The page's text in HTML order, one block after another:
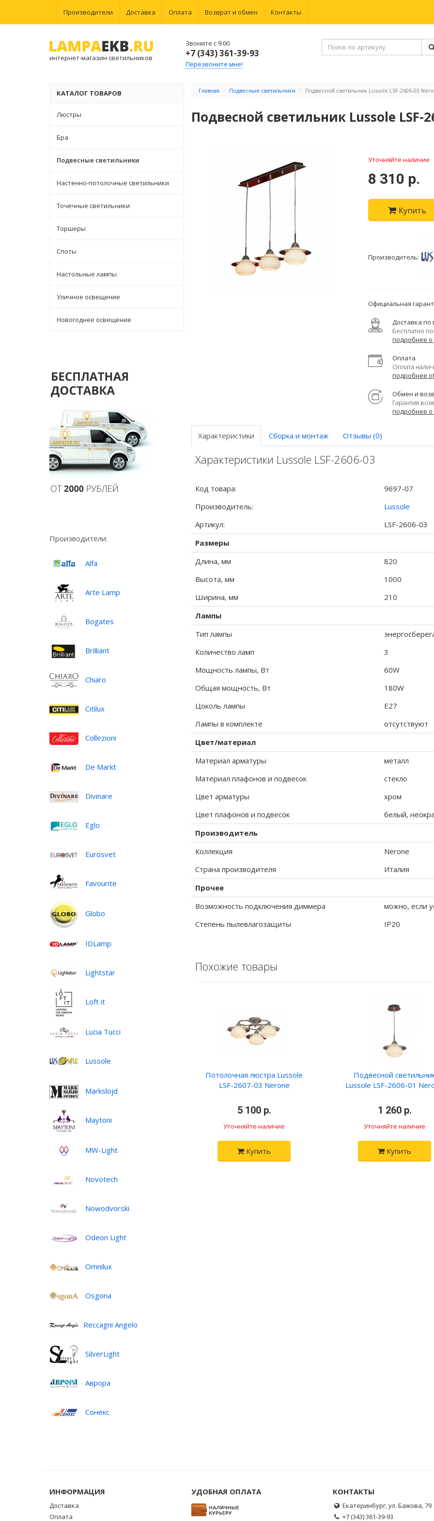
Производители Доставка Оплата Возврат и обмен Контакты
интернет-магазин светильников
Звоните с 9:00
+7 (343) 361-39-93
Перезвоните мне!
КАТАЛОГ ТОВАРОВ
Люстры
Бра
Подвесные светильники
Настенно-потолочные светильники
Точечные светильники
Торшеры
Споты
Настольные лампы
Уличное освещение
Новогоднее освещение
Производители:
Alfa
Arte Lamp
Bogates
Brilliant
Chiaro
Citilux
Collezioni
De Markt
Divinare
Eglo
Eurosvet
Favourite
Globo
IDLamp
Lightstar
Loft it
Lucia Tucci
Lussole
Markslojd
Maytoni
MW-Light
Novotech
Nowodvorski
Odeon Light
Omnilux
Osgona
Reccagni Angelo
SilverLight
Аврора
Сонекс
Главная Подвесные светильники Подвесной светильник Lussole LSF-2606-03
Подвесной светильник Lussole LSF-
Уточняйте наличие
8 310 р.
Купить
Производитель:
Официальная
Доставка по
Бесплатно
подробнее о
Оплата
Оплата
подробнее
Обмен и
Гарантия
подробнее
Характеристики Сборка и монтаж Отзывы (0)
Характеристики Lussole LSF-2606-03
Код товара:
9697-07
Производитель:
Lussole
Артикул:
LSF-2606-03
Размеры
Длина, мм
820
Высота, мм
1000
Ширина, мм
210
Лампы
Тип лампы
Количество ламп
3
Мощность лампы, Вт
60W
Общая мощность, Вт
180W
Цоколь лампы
E27
Лампы в комплекте
отсутствуют
Цвет/материал
Материал арматуры
металл
Материал плафонов и подвесок
стекло
Цвет арматуры
хром
Цвет плафонов и подвесок
белый,
Производитель
Коллекция
Nerone
Страна производителя
Италия
Прочее
Возможность подключения диммера
можно, если
Степень пылевлагозащиты
IP20
Похожие товары
Потолочная люстра Lussole
LSF-2607-03 Nerone
5 100 р.
Уточняйте наличие
Купить
Подвесной
Lussole LSF-2606-01
1 260 р.
Уточняйте наличие
Купить
ИНФОРМАЦИЯ
Доставка
Оплата
УДОБНАЯ ОПЛАТА КОНТАКТЫ
Екатеринбург, ул. Бажова, 79
+7 (343) 361-39-93